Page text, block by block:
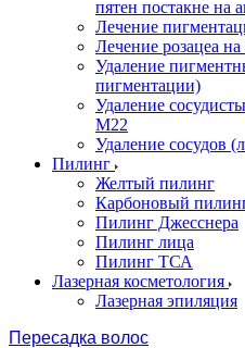
пятен постакне на
Лечение
Лечение розацеа
Удаление
пигментации)
Удаление
М22
Удаление сосудов
Пилинг
Желтый пилинг
Карбоновый
Пилинг Джесснера
Пилинг лица
Пилинг ТСА
Лазерная косметология
Лазерная эпиляция
Пересадка волос